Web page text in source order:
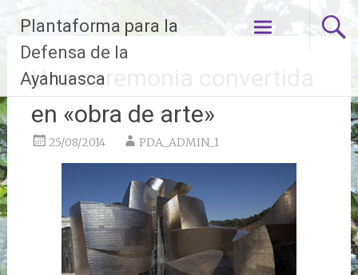
contenido
Plantaforma para la
Defensa de la
Ayahuasca
Una ceremonia convertida
en «obra de arte»
25/08/2014 PDA_ADMIN_1